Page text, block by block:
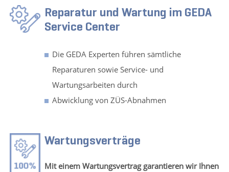
Reparatur und Wartung im GEDA
Service Center
Die GEDA Experten führen sämtliche
Reparaturen sowie Service- und
Wartungsarbeiten durch
Abwicklung von ZÜS-Abnahmen
Wartungsverträge
Mit einem Wartungsvertrag garantieren wir Ihnen